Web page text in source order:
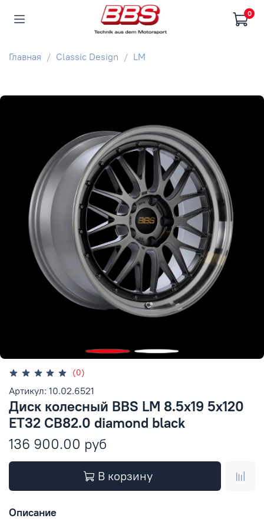
0
Главная Classic Design LM
(0)
Артикул: 10.02.6521
Диск колесный BBS LM 8.5x19 5x120
ET32 CB82.0 diamond black
136 900.00 руб
В корзину
Описание